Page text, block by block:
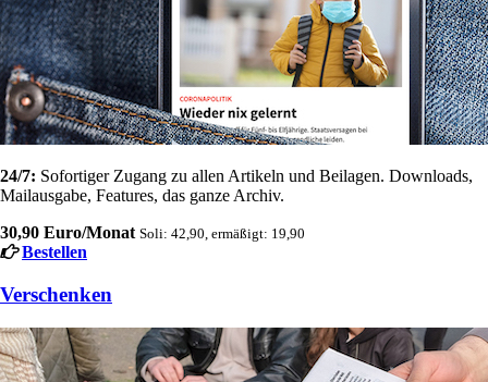
24/7: Sofortiger Zugang zu allen Artikeln und Beilagen. Downloads,
Mailausgabe, Features, das ganze Archiv.
30,90 Euro/Monat Soli: 42,90, ermäßigt: 19,90
Bestellen
Verschenken